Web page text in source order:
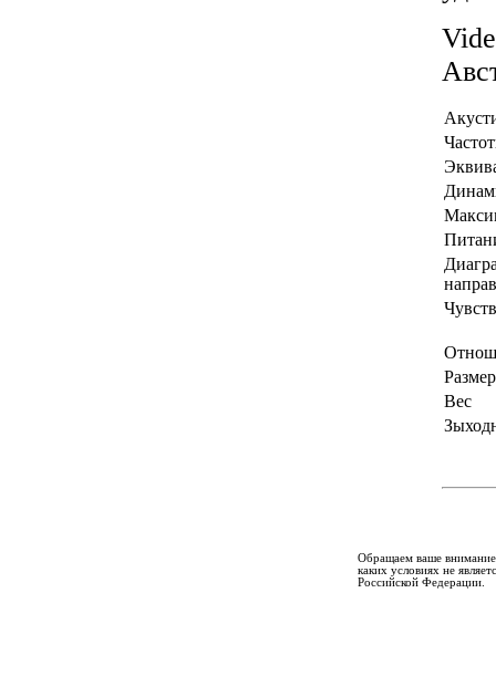
Вес
Обращаем ваше
каких условиях не
Российской Федерации.